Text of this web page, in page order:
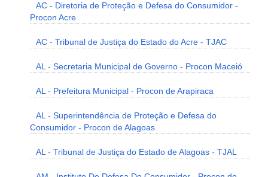
AC - Diretoria de Proteção e Defesa do Consumidor -
Procon Acre
AC - Tribunal de Justiça do Estado do Acre - TJAC
AL - Secretaria Municipal de Governo - Procon Maceió
AL - Prefeitura Municipal - Procon de Arapiraca
AL - Superintendência de Proteção e Defesa do
Consumidor - Procon de Alagoas
AL - Tribunal de Justiça do Estado de Alagoas - TJAL